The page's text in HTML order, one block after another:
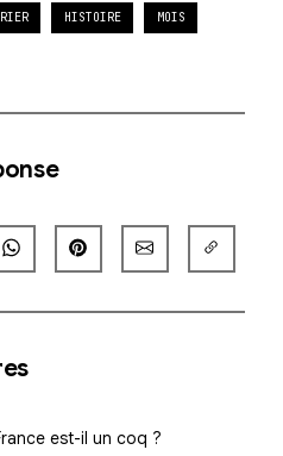
HISTOIRE MOIS
est-il un coq ?